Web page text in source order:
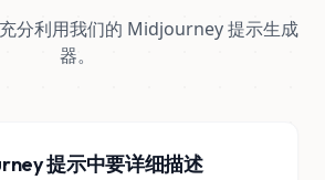
分利用我们的 Midjourney 提示生成
器。
提示中要详细描述